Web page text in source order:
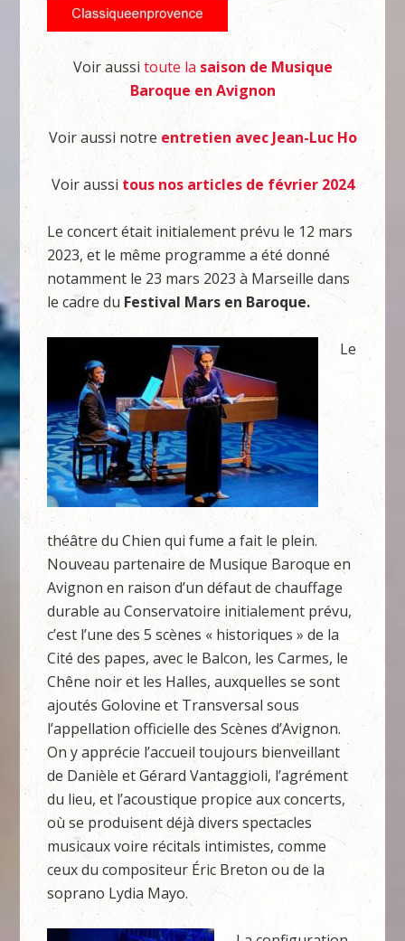
Voir aussi toute la saison de Musique
Baroque en Avignon
Voir aussi notre entretien avec Jean-Luc Ho
Voir aussi tous nos articles de février 2024
Le concert était initialement prévu le 12 mars
2023, et le même programme a été donné
notamment le 23 mars 2023 à Marseille dans
le cadre du Festival Mars en Baroque.
Le
théâtre du Chien qui fume a fait le plein.
Nouveau partenaire de Musique Baroque en
Avignon en raison d’un défaut de chauffage
durable au Conservatoire initialement prévu,
c’est l’une des 5 scènes « historiques » de la
Cité des papes, avec le Balcon, les Carmes, le
Chêne noir et les Halles, auxquelles se sont
ajoutés Golovine et Transversal sous
l’appellation officielle des Scènes d’Avignon.
On y apprécie l’accueil toujours bienveillant
de Danièle et Gérard Vantaggioli, l’agrément
du lieu, et l’acoustique propice aux concerts,
où se produisent déjà divers spectacles
musicaux voire récitals intimistes, comme
ceux du compositeur Éric Breton ou de la
soprano Lydia Mayo.